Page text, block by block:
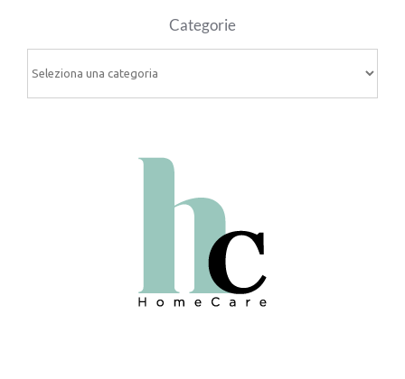
Categorie